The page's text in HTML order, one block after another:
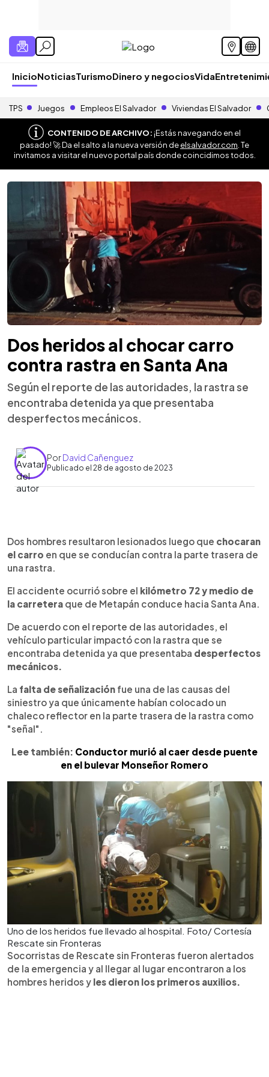
InicioNoticiasTurismoDinero y negociosVida
TPS Juegos Empleos El Salvador Viviendas El Salvador
CONTENIDO DE ARCHIVO:¡Estás navegando en el
pasado! 🚀 Da el salto a la nueva versión deelsalvador.com . Te
invitamos a visitar el nuevo portal país donde coincidimos todos.
Dos heridos al chocar carro
contra rastra en Santa Ana
Según el reporte de las autoridades, la rastra se
encontraba detenida ya que presentaba
desperfectos mecánicos.
PorDavid Cañenguez
Publicado el 28 de agosto de 2023
Escuchar artículo
Dos hombres resultaron lesionados luego que chocaran
el carro en que se conducían contra la parte trasera de
una rastra.
El accidente ocurrió sobre el kilómetro 72 y medio de
la carretera que de Metapán conduce hacia Santa Ana.
De acuerdo con el reporte de las autoridades, el
vehículo particular impactó con la rastra que se
encontraba detenida ya que presentaba desperfectos
mecánicos.
La falta de señalización fue una de las causas del
siniestro ya que únicamente habían colocado un
chaleco reflector en la parte trasera de la rastra como
"señal".
Lee también: Conductor murió al caer desde puente
en el bulevar Monseñor Romero
Uno de los heridos fue llevado al hospital. Foto/ Cortesía
Rescate sin Fronteras
Socorristas de Rescate sin Fronteras fueron alertados
de la emergencia y al llegar al lugar encontraron a los
hombres heridos y les dieron los primeros auxilios.